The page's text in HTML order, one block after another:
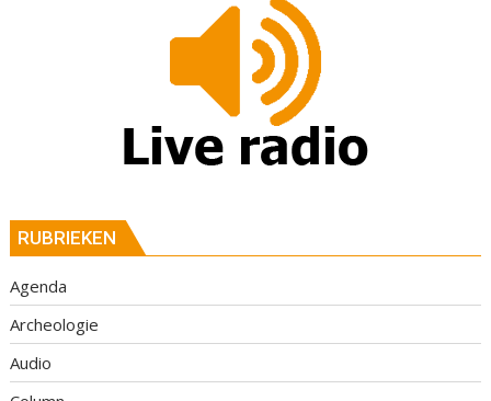
RUBRIEKEN
Agenda
Archeologie
Audio